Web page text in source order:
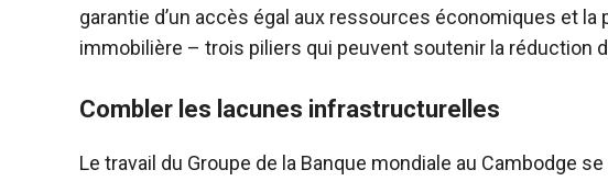
garantie d’un accès égal aux ressources économiques et
immobilière – trois piliers qui peuvent soutenir la réduction
Combler les lacunes infrastructurelles
Le travail du Groupe de la Banque mondiale au Cambodge